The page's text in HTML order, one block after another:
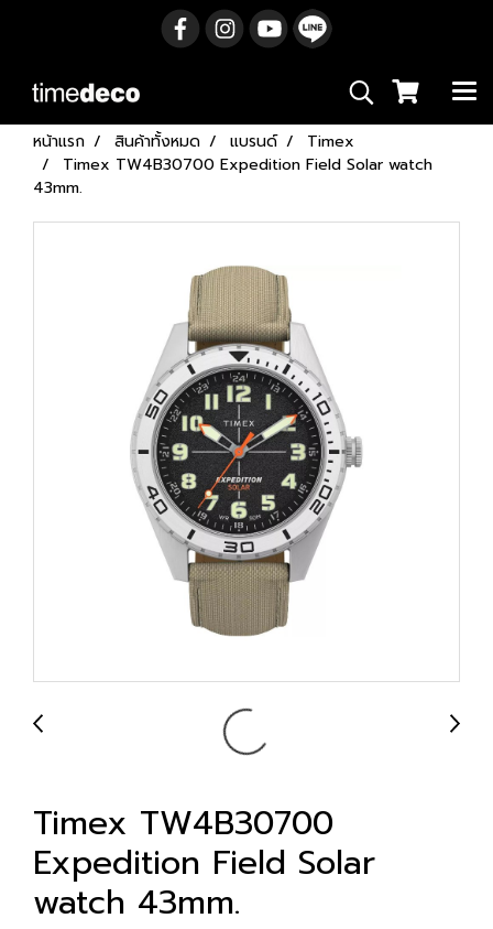
หน้าแรก สินค้าทั้งหมด แบรนด์
Timex
Timex TW4B30700 Expedition Field Solar watch
43mm.
Timex TW4B30700
Expedition Field Solar
watch 43mm.